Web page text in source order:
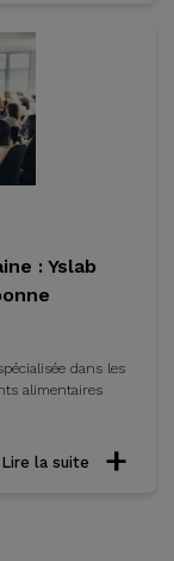
: Yslab
dans les
alimentaires
Lire la suite